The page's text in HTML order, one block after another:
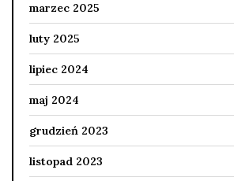
marzec 2025
luty 2025
lipiec 2024
maj 2024
grudzień 2023
listopad 2023